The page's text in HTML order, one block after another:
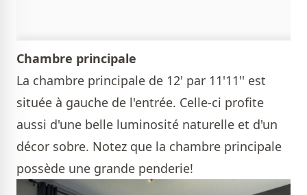
Chambre principale
La chambre principale de 12' par 11'11'' est
située à gauche de l'entrée. Celle-ci profite
aussi d'une belle luminosité naturelle et d'un
décor sobre. Notez que la chambre principale
possède une grande penderie!